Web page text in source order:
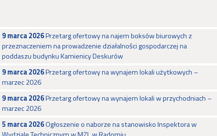
9 marca 2026Przetarg ofertowy na najem boksów biurowych z
przeznaczeniem na prowadzenie działalności gospodarczej na
poddaszu budynku Kamienicy Deskurów
9 marca 2026Przetarg ofertowy na wynajem lokali użytkowych –
marzec 2026
9 marca 2026Przetarg ofertowy na wynajem lokali w przychodniach –
marzec 2026
5 marca 2026Ogłoszenie o naborze na stanowisko Inspektora w